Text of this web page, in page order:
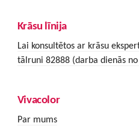
Krāsu līnija
Lai konsultētos ar krāsu
tālruni 82888 (darba dienās
Vivacolor
Par mums